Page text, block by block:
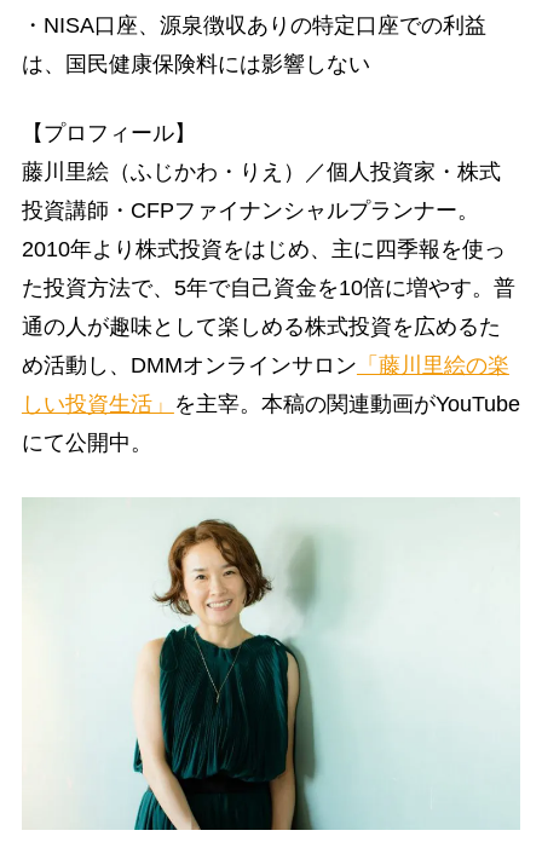
・NISA口座、源泉徴収ありの特定口座での利益
は、国民健康保険料には影響しない
【プロフィール】
藤川里絵（ふじかわ・りえ）／個人投資家・株式
投資講師・CFPファイナンシャルプランナー。
2010年より株式投資をはじめ、主に四季報を使っ
た投資方法で、5年で自己資金を10倍に増やす。普
通の人が趣味として楽しめる株式投資を広めるた
め活動し、DMMオンラインサロン 「藤川里絵の楽
しい投資生活」 を主宰。本稿の関連動画がYouTube
にて公開中。